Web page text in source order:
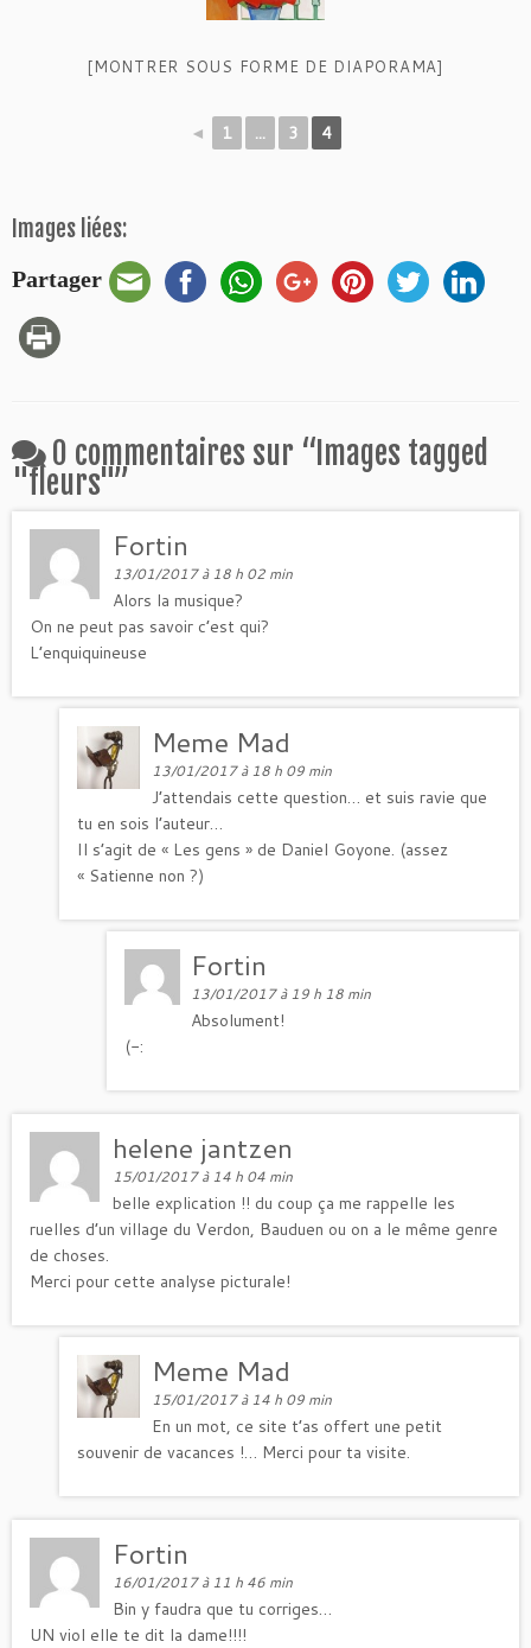
[MONTRER SOUS FORME DE DIAPORAMA]
◄ 1 ... 3 4
Images liées:
Partager
0 commentaires sur “ Images tagged
"fleurs"”
Fortin
13/01/2017 à 18 h 02 min
Alors la musique?
On ne peut pas savoir c’est qui?
L’enquiquineuse
Meme Mad
13/01/2017 à 18 h 09 min
J’attendais cette question… et suis ravie que
tu en sois l’auteur…
Il s’agit de « Les gens » de Daniel Goyone. (assez
« Satienne non ?)
Fortin
13/01/2017 à 19 h 18 min
Absolument!
(-:
helene jantzen
15/01/2017 à 14 h 04 min
belle explication !! du coup ça me rappelle les
ruelles d’un village du Verdon, Bauduen ou on a le même genre
de choses.
Merci pour cette analyse picturale!
Meme Mad
15/01/2017 à 14 h 09 min
En un mot, ce site t’as offert une petit
souvenir de vacances !… Merci pour ta visite.
Fortin
16/01/2017 à 11 h 46 min
Bin y faudra que tu corriges…
UN viol elle te dit la dame!!!!